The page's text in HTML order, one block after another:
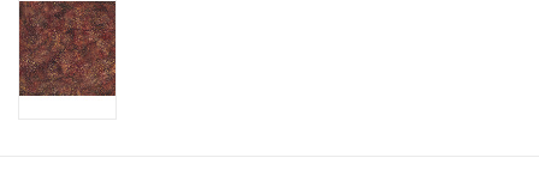
Cadeaubonnen
Guy's blog